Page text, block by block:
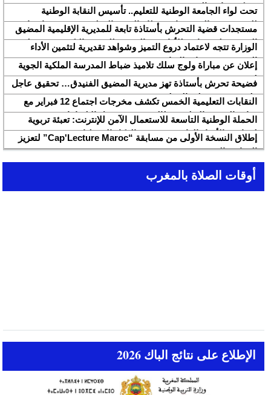
شركة هواوي المغرب
تحت لواء الجامعة الوطنية للتعليم.. تأسيس النقابة الوطنية
للمتصرفين والمتصرفات بقطاع التربية الوطنية SNASE وانتخاب
مكتبها الوطني
مستجدات قضية التحرش بأستاذة تابعة للمديرية الإقليمية المضيق
الفنيدق ولجنة تابعة للأكاديمية الجهوية للتربية والتكوين بجهة طنجة
تطوان الحسيمة، تحل بذات المديرية الإقليمية
الوزارة تتجه لاعتماد دروع التميز وشواهد تقديرية لتثمين الأداء
التربوي بمؤسسات الريادة
إعلان عن مباراة ولوج سلك تلاميذ ضباط المدرسة الملكية الجوية
لسنة 2026
فضيحة تحرش بأستاذة تهز مديرية المضيق الفنيدق… تحقيق عاجل
ولجنة تفتيش على الخط
النقابات التعليمية الخمس تكشف مخرجات اجتماع 12 فبراير مع
وزارة التربية والتعليم وتطالب بتسريع تنزيل الالتزامات
الحملة الوطنية التاسعة للاستعمال الآمن للإنترنت: تعبئة تربوية
لمواجهة الأخبار الزائفة في عصر الذكاء الاصطناعي
إطلاق النسخة الأولى من مسابقة “Cap'Lecture Maroc” لتعزيز
القراءة بالفرنسية سنة 2026
أوقات الصلاة بالمغرب
الإطلاع على نتائج الباك 2026